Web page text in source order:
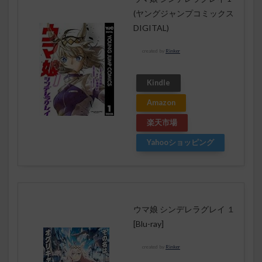
(ヤングジャンプコミックス
DIGITAL)
created by Rinker
Kindle
Amazon
楽天市場
Yahooショッピング
ウマ娘 シンデレラグレイ １
[Blu-ray]
created by Rinker